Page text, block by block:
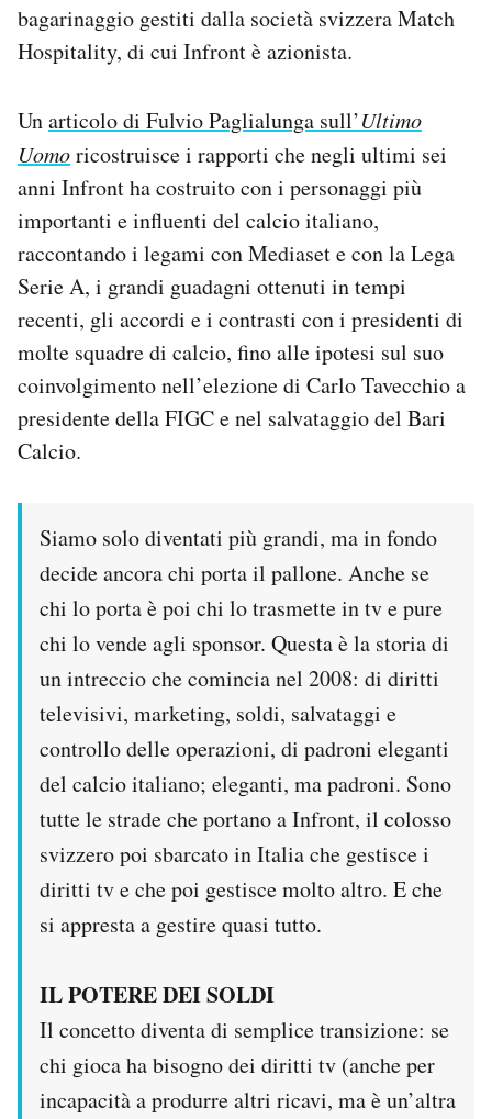
bagarinaggio gestiti dalla società svizzera Match
Hospitality, di cui Infront è azionista.
Unarticolo di Fulvio Paglialunga sull’Ultimo
Uomoricostruisce i rapporti che negli ultimi sei
anni Infront ha costruito con i personaggi più
importanti e influenti del calcio italiano,
raccontando i legami con Mediaset e con la Lega
Serie A, i grandi guadagni ottenuti in tempi
recenti, gli accordi e i contrasti con i presidenti di
molte squadre di calcio, fino alle ipotesi sul suo
coinvolgimento nell’elezione di Carlo Tavecchio a
presidente della FIGC e nel salvataggio del Bari
Calcio.
Siamo solo diventati più grandi, ma in fondo
decide ancora chi porta il pallone. Anche se
chi lo porta è poi chi lo trasmette in tv e pure
chi lo vende agli sponsor. Questa è la storia di
un intreccio che comincia nel 2008: di diritti
televisivi, marketing, soldi, salvataggi e
controllo delle operazioni, di padroni eleganti
del calcio italiano; eleganti, ma padroni. Sono
tutte le strade che portano a Infront, il colosso
svizzero poi sbarcato in Italia che gestisce i
diritti tv e che poi gestisce molto altro. E che
si appresta a gestire quasi tutto.
IL POTERE DEI SOLDI
Il concetto diventa di semplice transizione: se
chi gioca ha bisogno dei diritti tv (anche per
incapacità a produrre altri ricavi, ma è un’altra